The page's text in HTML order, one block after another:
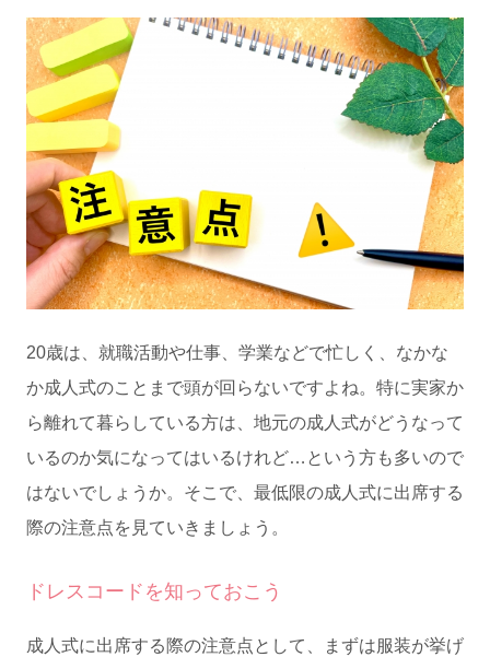
20歳は、就職活動や仕事、学業などで忙しく、なかな
か成人式のことまで頭が回らないですよね。特に実家か
ら離れて暮らしている方は、地元の成人式がどうなって
いるのか気になってはいるけれど…という方も多いので
はないでしょうか。そこで、最低限の成人式に出席する
際の注意点を見ていきましょう。
ドレスコードを知っておこう
成人式に出席する際の注意点として、まずは服装が挙げ